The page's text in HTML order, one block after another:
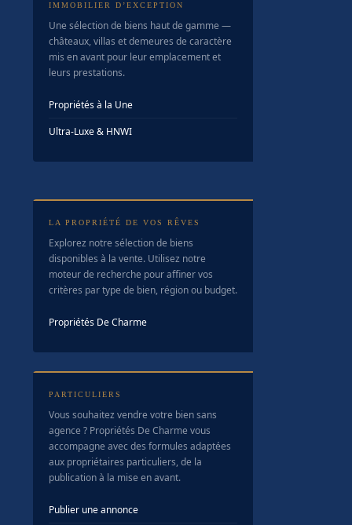
IMMOBILIER D’EXCEPTION
Une sélection de biens haut de gamme —
châteaux, villas et demeures de caractère
mis en avant pour leur emplacement et
leurs prestations.
Propriétés à la Une
Ultra-Luxe & HNWI
LA PROPRIÉTÉ DE VOS RÊVES
Explorez notre sélection de biens
disponibles à la vente. Utilisez notre
moteur de recherche pour affiner vos
critères par type de bien, région ou budget.
Propriétés De Charme
PARTICULIERS
Vous souhaitez vendre votre bien sans
agence ? Propriétés De Charme vous
accompagne avec des formules adaptées
aux propriétaires particuliers, de la
publication à la mise en avant.
Publier une annonce